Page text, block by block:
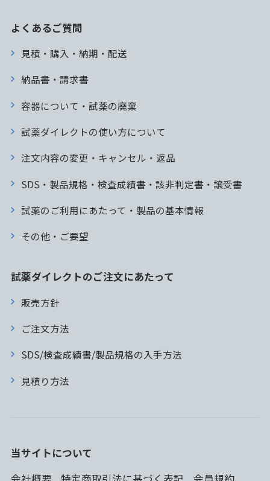
よくあるご質問
見積・購入・納期・配送
納品書・請求書
容器について・試薬の廃棄
試薬ダイレクトの使い方について
注文内容の変更・キャンセル・返品
SDS・製品規格・検査成績書・該非判定書・譲受書
試薬のご利用にあたって・製品の基本情報
その他・ご要望
試薬ダイレクトのご注文にあたって
販売方針
ご注文方法
SDS/検査成績書/製品規格の入手方法
見積り方法
当サイトについて